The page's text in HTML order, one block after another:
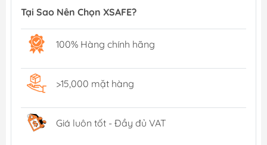
Tại Sao Nên Chọn XSAFE?
100% Hàng chính hãng
>15,000 mặt hàng
Giá luôn tốt - Đầy đủ VAT